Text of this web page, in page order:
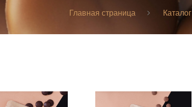
Главная страница Каталог